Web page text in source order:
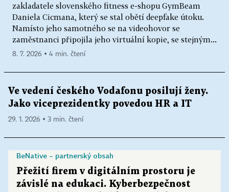
zakladatele slovenského fitness e-shopu GymBeam
Daniela Cicmana, který se stal obětí deepfake útoku.
Namísto jeho samotného se na videohovor se
zaměstnanci připojila jeho virtuální kopie, se stejným...
8. 7. 2026 ▪ 4 min. čtení
Ve vedení českého Vodafonu posilují ženy.
Jako viceprezidentky povedou HR a IT
29. 1. 2026 ▪ 3 min. čtení
BeNative – partnerský obsah
Přežití firem v digitálním prostoru je
závislé na edukaci. Kyberbezpečnost